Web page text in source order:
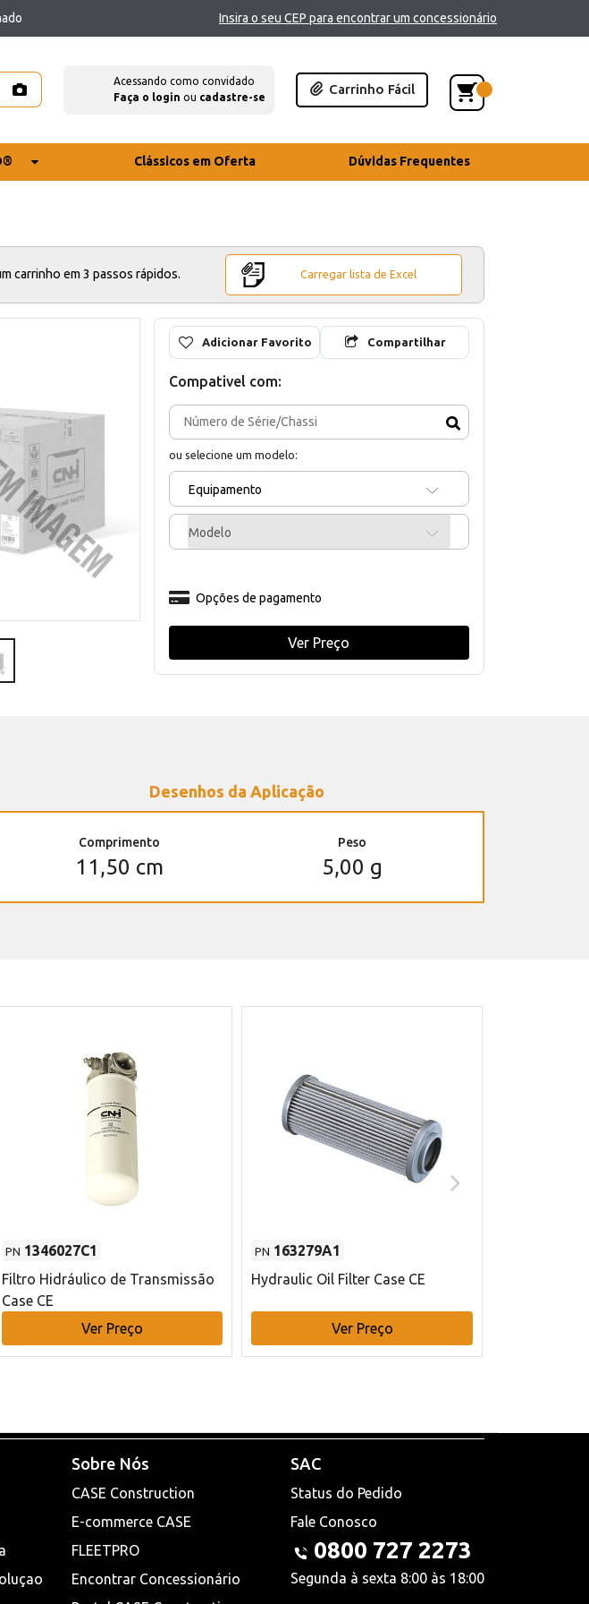
Insira o seu CEP para encontrar um concessionário
Acessando como convidado
Faça o login ou cadastre-se
Carrinho Fácil
Clássicos em Oferta Dúvidas Frequentes
carrinho em 3 passos rápidos. Carregar lista de Excel
Adicionar Favorito Compartilhar
Compativel com:
ou selecione um modelo:
Equipamento
Modelo
Opções de pagamento
Ver Preço
Desenhos da Aplicação
Comprimento
11,50 cm
Peso
5,00 g
PN 1346027C1
Filtro Hidráulico de Transmissão
Case CE
Ver Preço
PN 163279A1
Hydraulic Oil Filter Case CE
Ver Preço
Sobre Nós
CASE Construction
E-commerce CASE
FLEETPRO
Encontrar Concessionário
SAC
Status do Pedido
Fale Conosco
0800 727 2273
Segunda à sexta 8:00 às 18:00